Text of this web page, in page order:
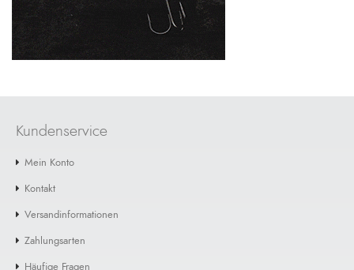
Kundenservice
Mein Konto
Kontakt
Versandinformationen
Zahlungsarten
Häufige Fragen